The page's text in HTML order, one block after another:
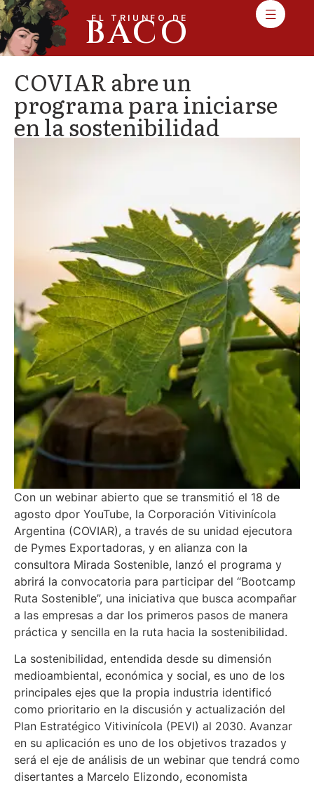
EL TRIUNFO DE
BACO
COVIAR abre un
programa para iniciarse
en la sostenibilidad
Con un webinar abierto que se transmitió el 18 de
agosto dpor YouTube, la Corporación Vitivinícola
Argentina (COVIAR), a través de su unidad ejecutora
de Pymes Exportadoras, y en alianza con la
consultora Mirada Sostenible, lanzó el programa y
abrirá la convocatoria para participar del “Bootcamp
Ruta Sostenible”, una iniciativa que busca acompañar
a las empresas a dar los primeros pasos de manera
práctica y sencilla en la ruta hacia la sostenibilidad.
La sostenibilidad, entendida desde su dimensión
medioambiental, económica y social, es uno de los
principales ejes que la propia industria identificó
como prioritario en la discusión y actualización del
Plan Estratégico Vitivinícola (PEVI) al 2030. Avanzar
en su aplicación es uno de los objetivos trazados y
será el eje de análisis de un webinar que tendrá como
disertantes a Marcelo Elizondo, economista